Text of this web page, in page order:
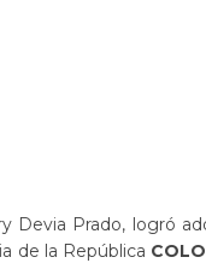
Devia Prado, logró
de la República